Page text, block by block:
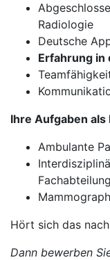
Radiologie
Deutsche
Erfahrung in
Ihre Aufgaben als
Ambulante
Hört sich das
Dann bewerben